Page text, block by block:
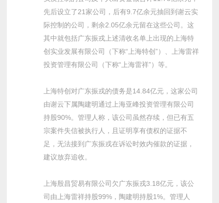
先后设立了21家公司，后有9.7亿余元抽回到谢云实
际控制的公司，剩余2.05亿余元留在这些公司。这
其中就包括广东振戎上述清收名单上出现的上海特
创实业发展有限公司（下称“上海特创”）、上海雷祥
投资管理有限公司（下称“上海雷祥”）等。
上海特创对广东振戎的债务是14.84亿元，这家公司
由谢云下属陶建明通过上海亚峰投资管理有限公司
持股90%。管理人称，该公司虽然存续，但已有五
宗案件失信被执行人，且证明享有债权的证据不
足，无法接到广东振戎在诉讼时效内催款的证据，
建议放弃追收。
上海殷昌贸易有限公司欠广东振戎3.18亿元，该公
司由上海雷祥持股99%，陶建明持股1%。管理人